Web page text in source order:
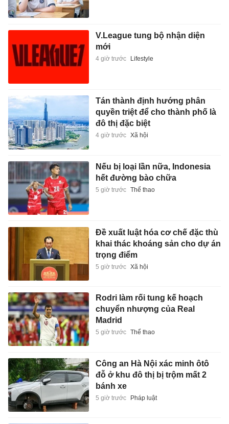
V.League tung bộ nhận diện
mới
4 giờ trước Lifestyle
Tán thành định hướng phân
quyền triệt để cho thành phố là
đô thị đặc biệt
4 giờ trước Xã hội
Nếu bị loại lần nữa, Indonesia
hết đường bào chữa
5 giờ trước Thể thao
Đề xuất luật hóa cơ chế đặc thù
khai thác khoáng sản cho dự án
trọng điểm
5 giờ trước Xã hội
Rodri làm rối tung kế hoạch
chuyển nhượng của Real
Madrid
5 giờ trước Thể thao
Công an Hà Nội xác minh ôtô
đỗ ở khu đô thị bị trộm mất 2
bánh xe
5 giờ trước Pháp luật